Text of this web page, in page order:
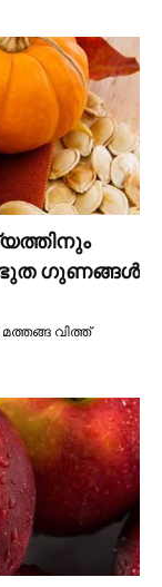
ഗുണങ്ങള്‍
മത്തങ്ങ വിത്ത്